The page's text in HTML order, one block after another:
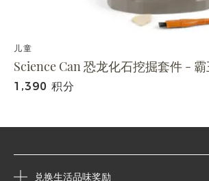
儿童
Science Can 恐龙化石挖掘套件 -
1,390 积分
兑换生活品味奖励